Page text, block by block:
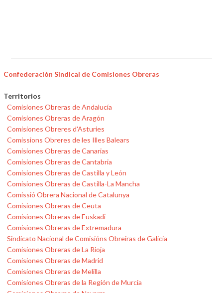
Confederación Sindical de Comisiones Obreras
Territorios
Comisiones Obreras de Andalucía
Comisiones Obreras de Aragón
Comisiones Obreres d'Asturies
Comissions Obreres de les Illes Balears
Comisiones Obreras de Canarias
Comisiones Obreras de Cantabria
Comisiones Obreras de Castilla y León
Comisiones Obreras de Castilla-La Mancha
Comissió Obrera Nacional de Catalunya
Comisiones Obreras de Ceuta
Comisiones Obreras de Euskadi
Comisiones Obreras de Extremadura
Sindicato Nacional de Comisións Obreiras de Galicia
Comisiones Obreras de La Rioja
Comisiones Obreras de Madrid
Comisiones Obreras de Melilla
Comisiones Obreras de la Región de Murcia